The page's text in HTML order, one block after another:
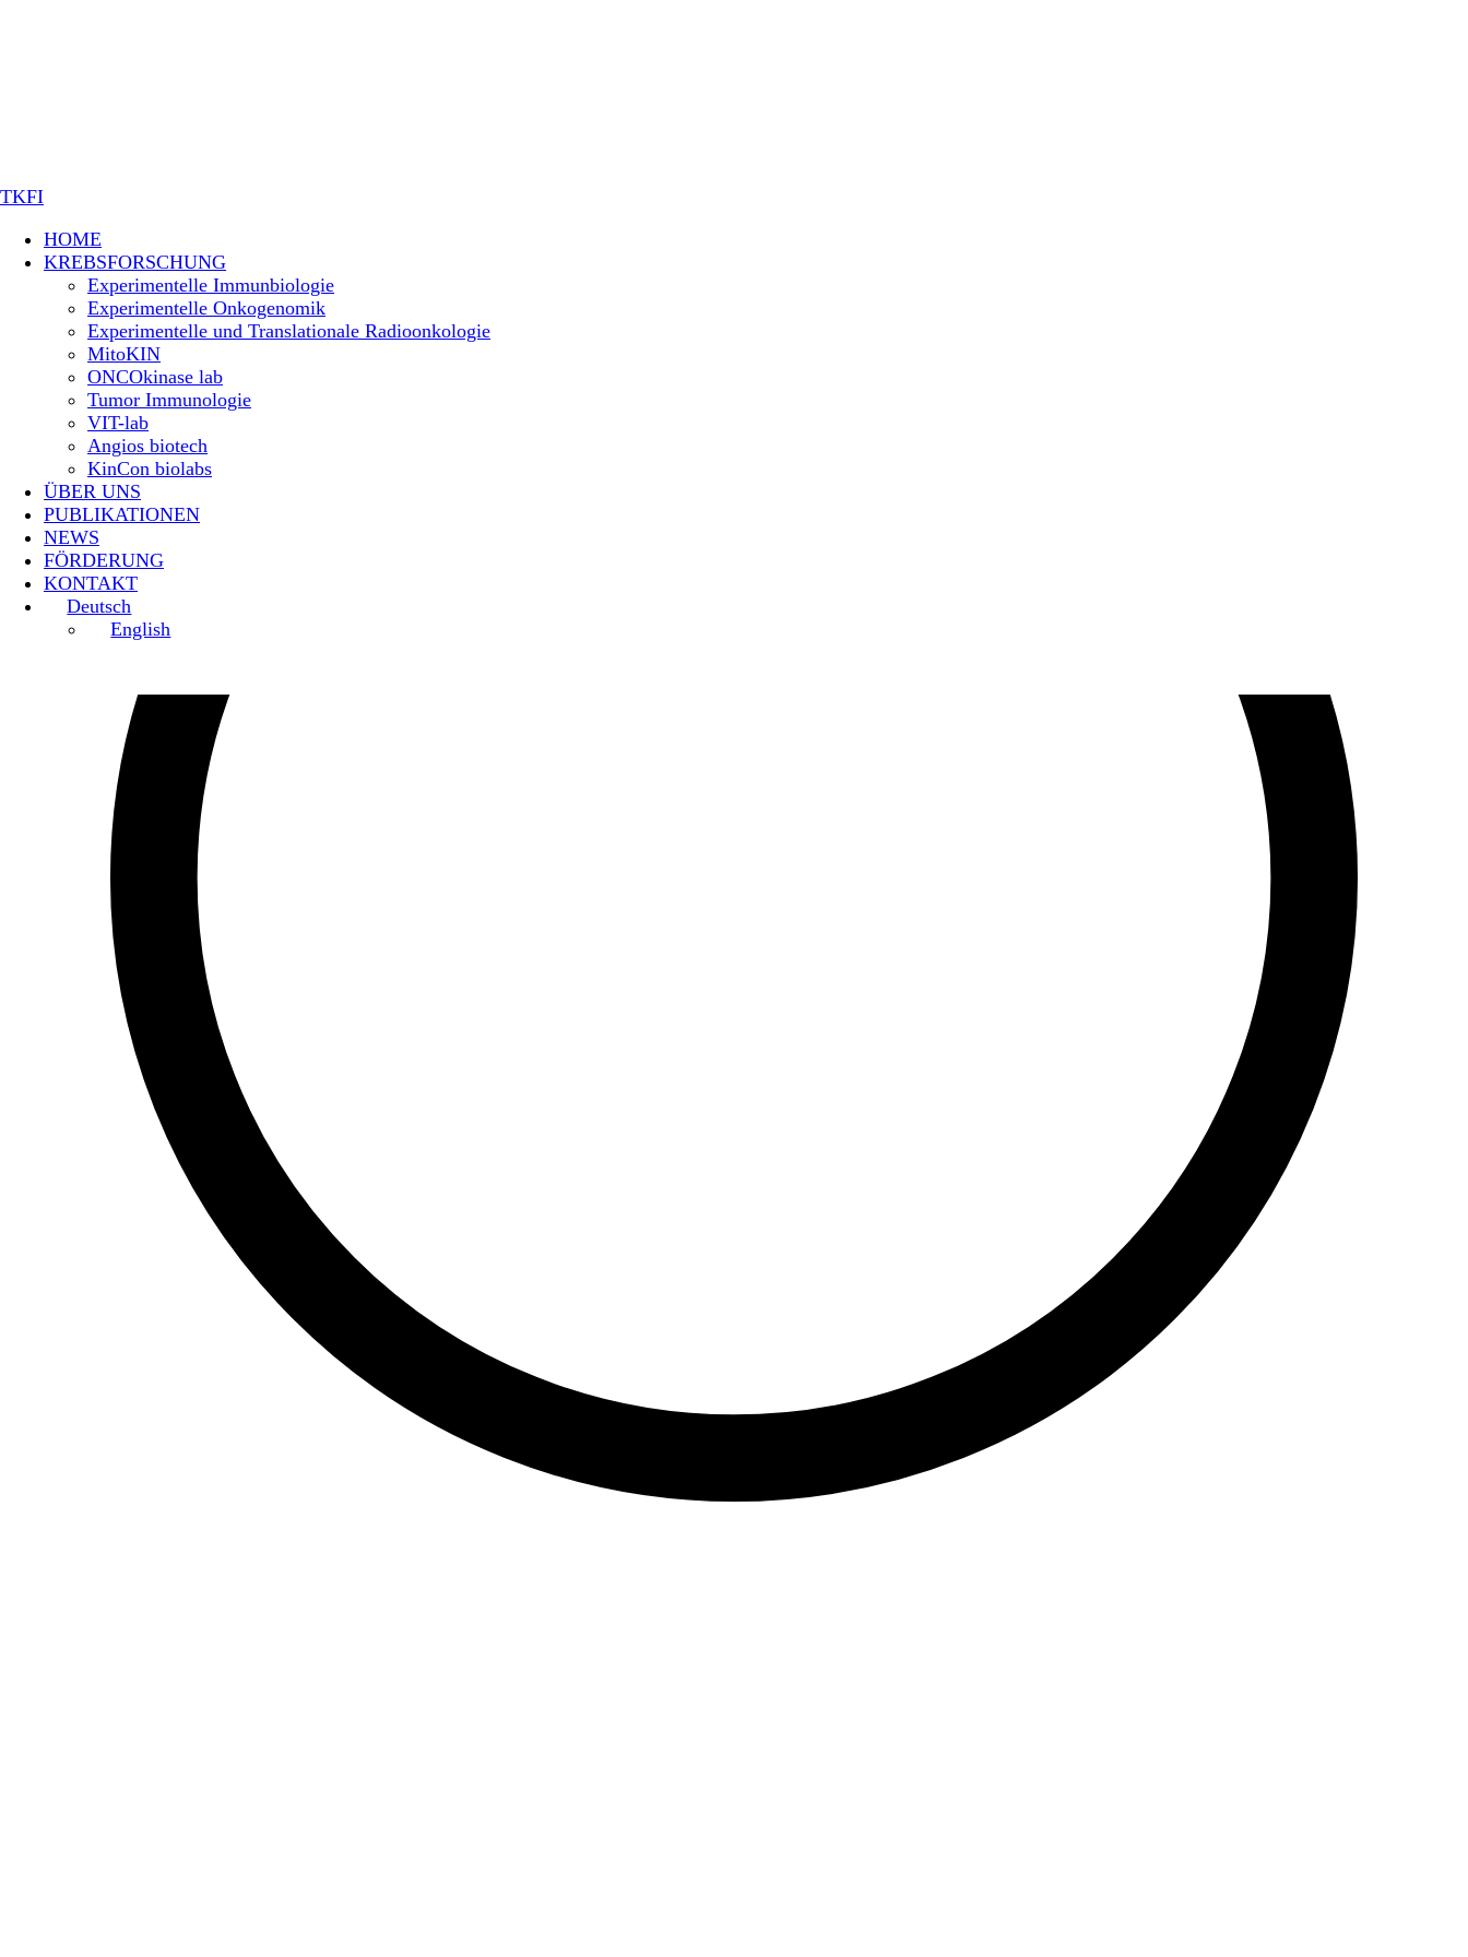
TKFI
HOME
KREBSFORSCHUNG
Experimentelle Immunbiologie
Experimentelle Onkogenomik
Experimentelle und Translationale Radioonkologie
MitoKIN
ONCOkinase lab
Tumor Immunologie
VIT-lab
Angios biotech
KinCon biolabs
ÜBER UNS
PUBLIKATIONEN
NEWS
FÖRDERUNG
KONTAKT
Deutsch
English